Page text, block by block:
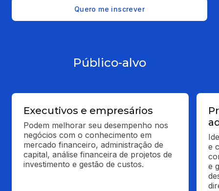
Quero me inscrever
Público-alvo
Executivos e empresários
Podem melhorar seu desempenho nos
negócios com o conhecimento em
mercado financeiro, administração de
capital, análise financeira de projetos de
investimento e gestão de custos.
e
e